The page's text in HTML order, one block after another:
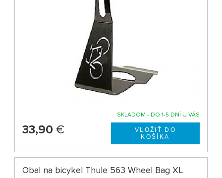
SKLADOM - DO 1-5 DNÍ U VÁS
33,90 €
Obal na bicykel Thule 563 Wheel Bag XL